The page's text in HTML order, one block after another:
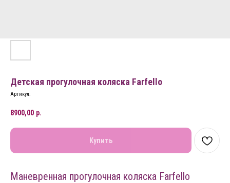
Детская прогулочная коляска Farfello
Артикул:
8900,00 р.
Купить
Маневренная прогулочная коляска Farfello